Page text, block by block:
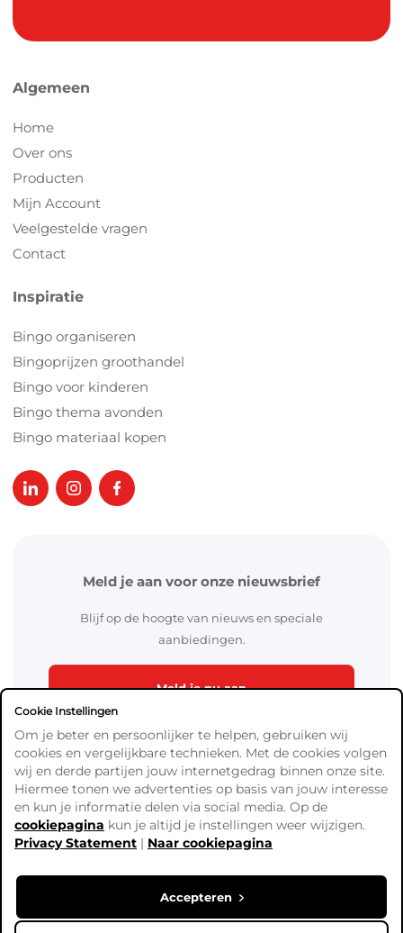
Algemeen
Home
Over ons
Producten
Mijn Account
Veelgestelde vragen
Contact
Inspiratie
Bingo organiseren
Bingoprijzen groothandel
Bingo voor kinderen
Bingo thema avonden
Bingo materiaal kopen
Meld je aan voor onze nieuwsbrief
Blijf op de hoogte van nieuws en speciale
aanbiedingen.
Meld je nu aan
Algemene Voorwaarden
Verzend- en betaalinformatie
Copyright © Ready4Bingo. Alle prijzen zijn exclusief BTW,
Cookie Instellingen
Om je beter en persoonlijker te helpen, gebruiken wij
cookies en vergelijkbare technieken. Met de cookies volgen
wij en derde partijen jouw internetgedrag binnen onze site.
Hiermee tonen we advertenties op basis van jouw interesse
en kun je informatie delen via social media. Op de
cookiepagina kun je altijd je instellingen weer wijzigen.
Privacy Statement | Naar cookiepagina
Accepteren